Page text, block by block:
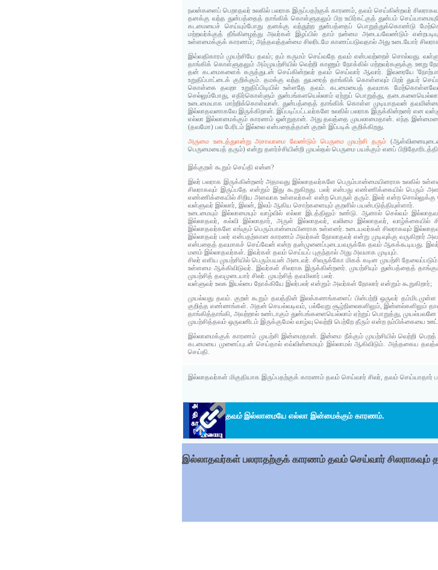
நலன்களைப் பெறாதவர் உலகில் பலராக இருப்பதற்குக் காரணம், தவம் செய்கின்றவர்
தனக்கு வந்த துன்பத்தைத் தாங்கிக் கொள்ளுதலும் பிற உயிர்கட்குத் துன்பம்
கடமையைச் செய்யும்போது தனக்கு வந்துற்ற துன்பத்தைப் பொறுத்துக்கொண்டு
மற்றவர்க்குத் தீங்கிழைத்து அவர்கள் இழப்பில் தாம் நன்மை அடையவேண்டும்
உள்ளமைக்குக் காரணம்; அத்தவத்தன்மை சிலரிடமே காணப்படுவதால் அது உடையோர்
இவ்வதிகாரம் முயற்சியே தவம்; தம் கருமம் செய்வதே தவம் என்பவற்றைச் சொல்வது.
தாங்கிக் கொள்ளுதலும் அம்முயற்சியில் வெற்றி காணும் நோக்கில் மற்றவர்களுக்கு
தன் கடமைகளைக் கருத்துடன் செய்கின்றவர் தவம் செய்வார் ஆவார். இவரையே 'நோற்பார்'
உறுதிப்பாட்டைக் குறிக்கும். தமக்கு வந்த துயரைத் தாங்கிக் கொள்ளவும் பிறர்
கொள்கை தவறா உறுதிப்பிடியில் உள்ளதே தவம். கடமையைத் தவமாக
செல்லும்போது, எதிர்கொள்ளும் துன்பங்களயெல்லாம் ஏற்றுப் பொறுத்து,
உடைமையாக மாற்றிக்கொள்வான். துன்பத்தைத் தாங்கிக் கொள்ள முடியாதவன்
இல்லாதவனாகவே இருக்கிறான். இப்படிப்பட்டவர்களே உலகில் பலராக இருக்கின்றனர் என
எல்லா இல்லாமைக்கும் காரணம் ஒன்றுதான். அது தவத்தை முயலாமைதான். எந்த
(தவமோ) பல பேரிடம் இல்லை என்பதைத்தான் குறள் இப்படிக் குறிக்கிறது.
அருமை உடைத்துஎன்று அசாவாமை வேண்டும் பெருமை முயற்சி தரும்
பெருமையைத் தரும்) என்று தளர்ச்சியின்றி முயல்தல் பெருமை பயக்கும் எனப்
இக்குறள் கூறும் செய்தி என்ன?
இலர் பலராக இருக்கின்றனர் அதாவது இல்லாதவர்களே பெரும்பான்மையினராக உலகில்
சிலராகவும் இருப்பதே என்றும் இது கூறுகிறது. பலர் என்பது எண்ணிக்கையில்
எண்ணிக்கையில் சிறிய அளவாக உள்ளவர்கள் என்ற பொருள் தரும். இலர் என்ற
வள்ளுவர் இல்லார், இலன், இலம் ஆகிய சொற்களையும் குறளில் பயன்படுத்தியுள்ளார்.
உடைமையும் இல்லாமையும் வாழ்வில் எல்லா இடத்திலும் உண்டு. ஆனால் செல்வம்
இல்லாதவர், கல்வி இல்லாதார், அருள் இல்லாதவர், வலிமை இல்லாதவர், வாழ்க்கையில்
இல்லாதவர்களே எங்கும் பெரும்பான்மையினராக உள்ளனர். உடையவர்கள் சிலராகவும்
இல்லாதவர் பலர் என்பதற்கான காரணம் அவர்கள் நோலாதவர் என்று முடிவுக்கு
என்பதைத் தவமாகச் செய்வேன் என்ற தன்முனைப்புடையவருக்கே தவம் ஆகக்கூடியது.
மனம் இல்லாதவர்கள். இவர்கள் தவம் செய்யப் புகுந்தால் அது அவமாக முடியும்.
சிலர் எளிய முயற்சியில் பெரும்பயன் அடைவர். சிலருக்கோ மிகக் கடின முயற்சி
உள்ளமை ஆக்கிவிடுவர். இவர்கள் சிலராக இருக்கின்றனர். முயற்சியும் துன்பத்தைத்
முயற்சித் தவமுடையார் சிலர். முயற்சித் தவமிலார் பலர்.
வள்ளுவர் உலக இயல்பை நோக்கியே இலர்பலர் என்றும் அவர்கள் நோலார் என்றும் கூறுகிறார்;
முயல்வது தவம். குறள் கூறும் தவத்தின் இலக்கணங்களைப் பின்பற்றி ஒருவர்
குறித்த எண்ணங்கள். அதன் செயல்வடிவம், பல்வேறு சூழ்நிலைகளிலும், இன்னல்களிலும்
தாங்கித்தாங்கி, அவற்றால் உண்டாகும் துன்பங்களையெல்லாம் ஏற்றுப் பொறுத்து, முயல்பவனே
முயற்சித்தவம் ஒருவனிடம் இருக்குமேல் வாழ்வு வெற்றி பெற்றே தீரும் என்ற நம்பிக்கையை
இல்லாமைக்குக் காரணம் முயற்சி இன்மைதான். இன்மை நீக்கும் முயற்சியில் வெற்றி பெறத்
கடமையை முனைப்புடன் செய்தால் எவ்வின்மையும் இல்லாமல் ஆகிவிடும். அத்தகைய
செய்தி.
இல்லாதவர்கள் மிகுதியாக இருப்பதற்குக் காரணம் தவம் செய்வார் சிலர், தவம் செய்யாதார்
தவம்இல்லாமையே எல்லா இன்மைக்கும் காரணம்.
இல்லாதவர்கள் பலராதற்குக் காரணம் தவம் செய்வார் சிலராகவும்